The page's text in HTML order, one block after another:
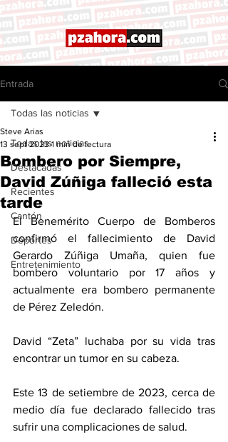
Entrada
Todas las noticias
Destacadas
Recientes
Cantón
Deportes
Entretenimiento
Todas las noticias
Bombero por Siempre,
David Zúñiga falleció esta
tarde
Steve Arias
13 sept 2023 1 min de lectura
El Benemérito Cuerpo de Bomberos
confirmó el fallecimiento de David
Gerardo Zúñiga Umaña, quien fue
bombero voluntario por 17 años y
actualmente era bombero permanente
de Pérez Zeledón.
David “Zeta” luchaba por su vida tras
encontrar un tumor en su cabeza.
Este 13 de setiembre de 2023, cerca de
medio día fue declarado fallecido tras
sufrir una complicaciones de salud.